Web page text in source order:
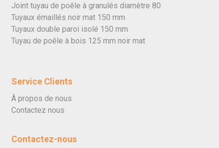
Joint tuyau de poêle à granulés diamètre 80
Tuyaux émaillés noir mat 150 mm
Tuyaux double paroi isolé 150 mm
Tuyau de poêle à bois 125 mm noir mat
Service Clients
À propos de nous
Contactez nous
Contactez-nous